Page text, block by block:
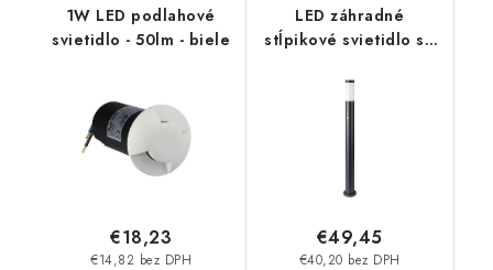
1W LED podlahové
svietidlo - 50lm - biele
€14,82 bez DPH
€18,23
LED záhradné
stĺpikové svietidlo so
čierne
€40,20 bez DPH
€49,45